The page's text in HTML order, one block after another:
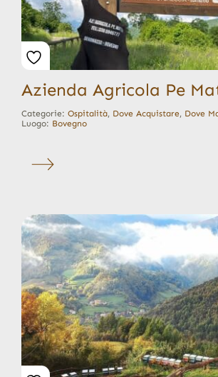
Azienda Agricola Pe
Categorie: Ospitalità, Dove Acquistare, Dove
Luogo: Bovegno